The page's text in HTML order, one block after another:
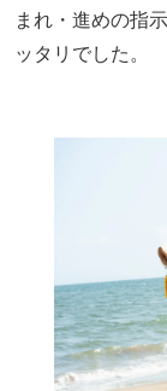
まれ・進めの指
ッタリでした。